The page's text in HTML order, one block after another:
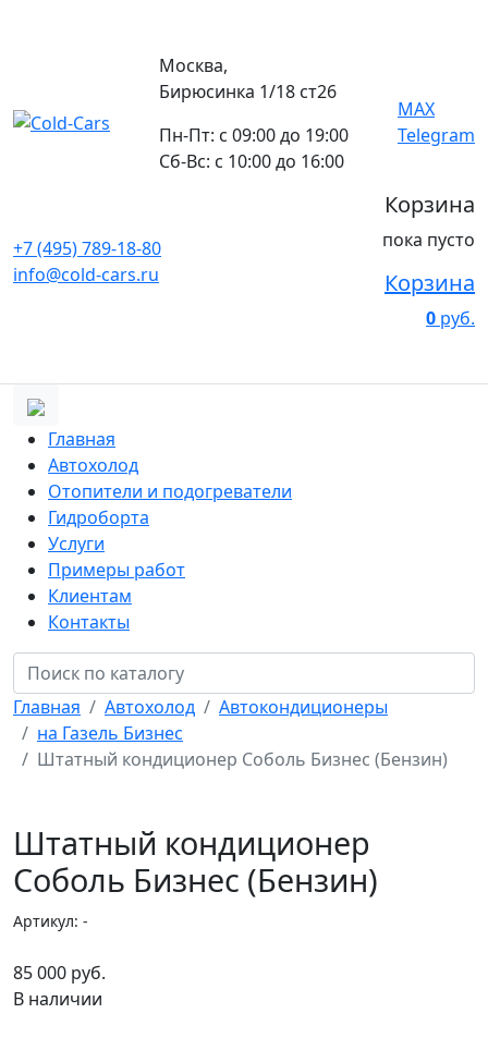
Москва,
Бирюсинка 1/18 ст26 ​
Пн-Пт: с 09:00 до 19:00
Сб-Вс: с 10:00 до 16:00
MAX
Telegram
+7 (495) 789-18-80
info@cold-cars.ru
Корзина
пока пусто
Корзина
0 руб.
Главная
Автохолод
Отопители и подогреватели
Гидроборта
Услуги
Примеры работ
Клиентам
Контакты
Главная Автохолод
Автокондиционеры
на Газель Бизнес
Штатный кондиционер Соболь Бизнес (Бензин)
Штатный кондиционер
Соболь Бизнес (Бензин)
Артикул: -
85 000 руб.
В наличии